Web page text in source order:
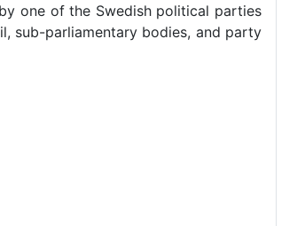
one of the Swedish political parties
sub-parliamentary bodies, and party